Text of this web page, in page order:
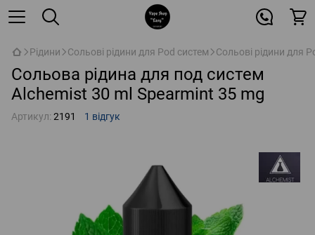
Рідини Сольові рідини для Pod систем Сольові рідини для
Сольова рідина для под систем
Alchemist 30 ml Spearmint 35 mg
Артикул: 2191 1 відгук